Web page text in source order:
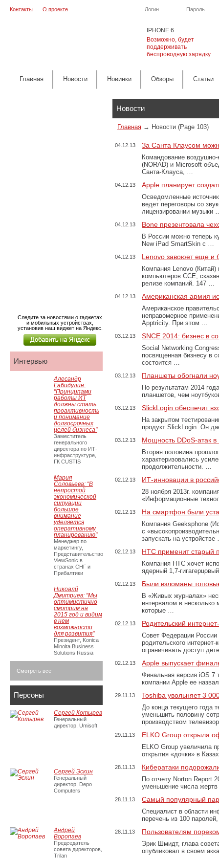
IPHONE 6
Возможно, будет
поддерживать
беспроводную зарядку
Логин Пароль
Контакты О проекте
Главная Новости Новинки Обзоры Cтатьи
Новости
Главная → Новости (Page 103)
04.12.13 За Санта Клаусом
Командование
(NORAD) и Microsoft
Санта-Клауса, …
04.12.13 Apple планирует
Осведомленные
ведет переговоры со
лицензировании музыки
04.12.13 Bone презентовала
В России можно теперь
New iPad SmartSkin с …
04.12.13 Lenovo завоюет еще и
Компания Lenovo (Китай)
компьютеров CCE,
релизе компаний. 147 …
04.12.13 Американская армия
Американское
неправомерное
Apptricity. При этом …
03.12.13 SNCE 2014: бизнес в
Social Networking
посвященная бизнесу в
состоится …
03.12.13 Планшеты обогнали
По результатам 2014
планшетов, чем
03.12.13 SlickLogin обеспечит
На закрытом
продукт SlickLogin. Он
03.12.13 Мощность DDoS-атак
Вторая половина
характеризовались
продолжительности. …
02.12.13 ИТ-инновации в
28 ноября 2013г.
«Информационные
02.12.13 На смартфон были
Компания Geeksphone
с
запускать на
02.12.13 HTC применит старый
Компания HTC хочет
ядерный 1,7-
02.12.13 Были взломаны
В «Живых журналах»
интервалом в
которые …
02.12.13 Родительский
Совет Федерации России
родительского
ограничивать доступ
02.12.13 Apple выпускает
Финальная версия iOS 7
компании Apple ее
29.11.13 Toshiba увольняет 3
До конца текущего года
уменьшить половину
производством
29.11.13 ELKO Group открыла
ELKO Group увеличила
открытия «дочки» в
28.11.13 Кибератаки
По отчету Norton Report
уменьшение числа
28.11.13 Самый популярный
Специалист в области
перечень из 100
28.11.13 Пользователям
Эрик Шмидт, глава
опубликовал в своем
Следите за новостями о гаджетах
и мобильных устройствах,
установив наш виджет на Яндекс.
Интервью
Алесандр
Габидулин:
"Принципами
работы ИТ
должны стать
проактивность
и понимание
долгосрочных
целей бизнеса"
Заместитель
генерального
директора по ИТ-
инфраструктуре,
ГК CUSTIS
Мария
Соловьева: "В
непростой
экономической
ситуации
большое
внимание
уделяется
оперативному
планированию"
Менеджер по
маркетингу,
Представительство
ViewSonic в
странах СНГ и
Прибалтики
Никоалй
Дмитриев: "Мы
оптимистично
смотрим на
2015 год и видим
в нем
возможности
для развития"
Президент, Konica
Minolta Business
Solutions Russia
Смотреть все
Персоны
Сергей Котырев
Генеральный
директор, Umisoft
Сергей Эскин
Генеральный
директор, Depo
Computers
Андрей
Воропаев
Председатель
совета директоров,
Trilan